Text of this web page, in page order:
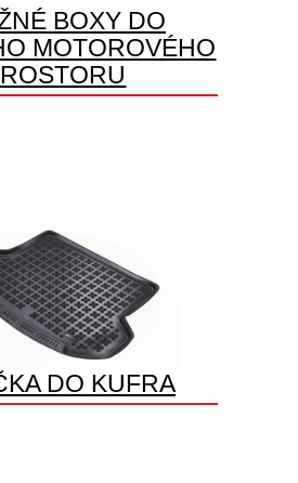
BOXY DO
MOTOROVÉHO
DO KUFRA